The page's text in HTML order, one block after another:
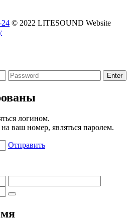
24 © 2022 LITESOUND Website
Enter
логином.
ваш номер, являться паролем.
Отправить